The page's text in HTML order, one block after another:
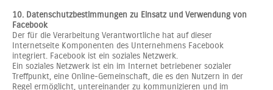
10. Datenschutzbestimmungen zu Einsatz und Verwendung von
Facebook
Der für die Verarbeitung Verantwortliche hat auf dieser
Internetseite Komponenten des Unternehmens Facebook
integriert. Facebook ist ein soziales Netzwerk.
Ein soziales Netzwerk ist ein im Internet betriebener sozialer
Treffpunkt, eine Online-Gemeinschaft, die es den Nutzern in der
Regel ermöglicht, untereinander zu kommunizieren und im